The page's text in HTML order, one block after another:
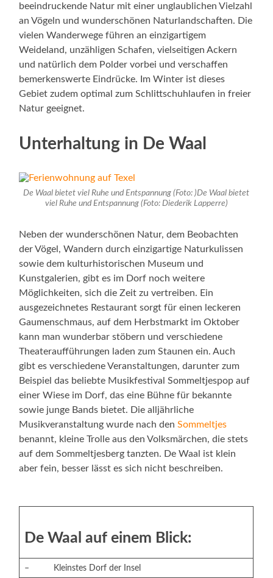
beeindruckende Natur mit einer unglaublichen Vielzahl
an Vögeln und wunderschönen Naturlandschaften. Die
vielen Wanderwege führen an einzigartigem
Weideland, unzähligen Schafen, vielseitigen Ackern
und natürlich dem Polder vorbei und verschaffen
bemerkenswerte Eindrücke. Im Winter ist dieses
Gebiet zudem optimal zum Schlittschuhlaufen in freier
Natur geeignet.
Unterhaltung in De Waal
De Waal bietet viel Ruhe und Entspannung (Foto: )De Waal bietet
viel Ruhe und Entspannung (Foto: Diederik Lapperre)
Neben der wunderschönen Natur, dem Beobachten
der Vögel, Wandern durch einzigartige Naturkulissen
sowie dem kulturhistorischen Museum und
Kunstgalerien, gibt es im Dorf noch weitere
Möglichkeiten, sich die Zeit zu vertreiben. Ein
ausgezeichnetes Restaurant sorgt für einen leckeren
Gaumenschmaus, auf dem Herbstmarkt im Oktober
kann man wunderbar stöbern und verschiedene
Theateraufführungen laden zum Staunen ein. Auch
gibt es verschiedene Veranstaltungen, darunter zum
Beispiel das beliebte Musikfestival Sommeltjespop auf
einer Wiese im Dorf, das eine Bühne für bekannte
sowie junge Bands bietet. Die alljährliche
Musikveranstaltung wurde nach denSommeltjes
benannt, kleine Trolle aus den Volksmärchen, die stets
auf dem Sommeltjesberg tanzten. De Waal ist klein
aber fein, besser lässt es sich nicht beschreiben.
De Waal auf einem Blick:
– Kleinstes Dorf der Insel